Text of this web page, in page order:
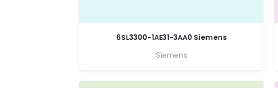
6SL3300-1AE31-3AA0 Siemens
Siemens